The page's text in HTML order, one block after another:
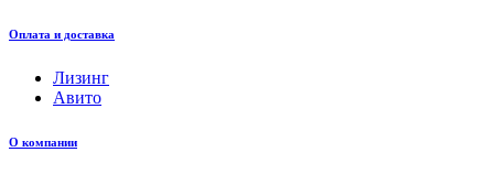
Оплата и доставка
Лизинг
Авито
О компании